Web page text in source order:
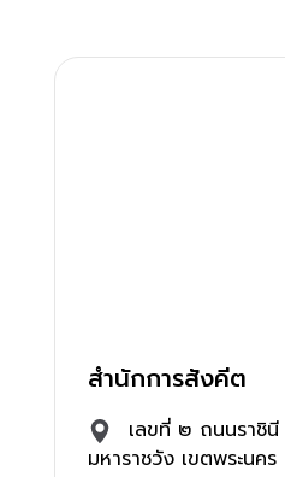
สำนักการสังคีต
เลขที่ ๒ ถนนราชินี
มหาราชวัง เขตพระนค